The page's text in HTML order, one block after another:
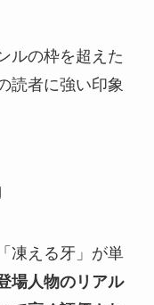
ルの枠を超えた
読者に強い印象
凍える牙」が単
場人物のリアル